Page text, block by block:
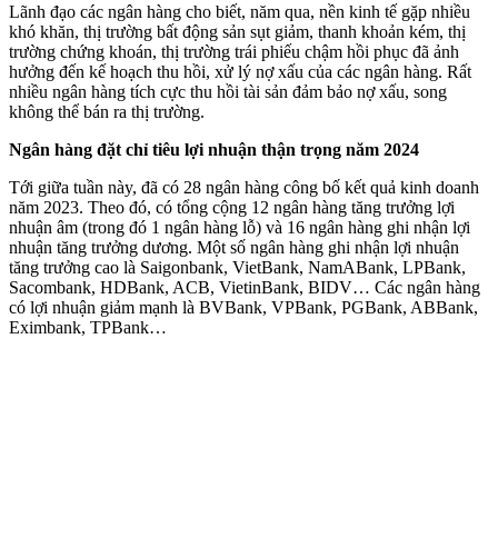
Lãnh đạo các ngân hàng cho biết, năm qua, nền kinh tế gặp nhiều
khó khăn, thị trường bất động sản sụt giảm, thanh khoản kém, thị
trường chứng khoán, thị trường trái phiếu chậm hồi phục đã ảnh
hưởng đến kế hoạch thu hồi, xử lý nợ xấu của các ngân hàng. Rất
nhiều ngân hàng tích cực thu hồi tài sản đảm bảo nợ xấu, song
không thể bán ra thị trường.
Ngân hàng đặt chỉ tiêu lợi nhuận thận trọng năm 2024
Tới giữa tuần này, đã có 28 ngân hàng công bố kết quả kinh doanh
năm 2023. Theo đó, có tổng cộng 12 ngân hàng tăng trưởng lợi
nhuận âm (trong đó 1 ngân hàng lỗ) và 16 ngân hàng ghi nhận lợi
nhuận tăng trưởng dương. Một số ngân hàng ghi nhận lợi nhuận
tăng trưởng cao là Saigonbank, VietBank, NamABank, LPBank,
Sacombank, HDBank, ACB, VietinBank, BIDV… Các ngân hàng
có lợi nhuận giảm mạnh là BVBank, VPBank, PGBank, ABBank,
Eximbank, TPBank…